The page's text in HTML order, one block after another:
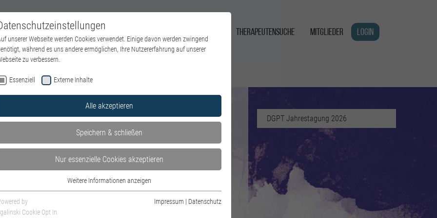
NEWS EVENTS THERAPEUTENSUCHE MITGLIEDER LOGIN
DGPT Jahrestagung 2026
unserer Webseite werden Cookies verwendet. Einige davon werden zwingend
während es uns andere ermöglichen, Ihre Nutzererfahrung auf unserer
zu verbessern.
Essenziell Externe Inhalte
Alle akzeptieren
Speichern & schließen
Nur essenzielle Cookies akzeptieren
Essenzielle Cookies werden für grundlegende Funktionen der Webseite benötigt.
Dadurch ist gewährleistet, dass die Webseite einwandfrei funktioniert.
Weitere Informationen anzeigen
by
Cookie Opt In
Impressum | Datenschutz